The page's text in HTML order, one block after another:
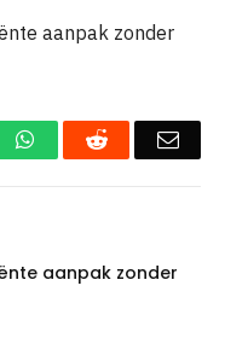
aanpak zonder
WhatsAppReddit
aanpak zonder